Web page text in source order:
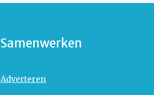
Samenwerken
Adverteren